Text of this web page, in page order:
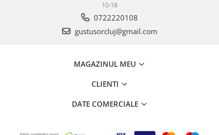
10-18
0722220108
gustusorcluj@gmail.com
MAGAZINUL MEU
CLIENTI
DATE COMERCIALE